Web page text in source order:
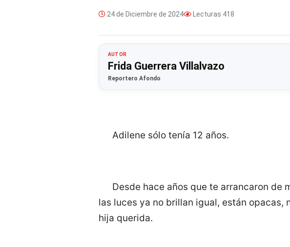
24 de Diciembre de 2024 Lecturas 418
AUTOR
Frida Guerrera Villalvazo
Reportero Afondo
Adilene sólo tenía 12 años.
Desde hace años que te arrancaron de
las luces ya no brillan igual, están
hija querida.